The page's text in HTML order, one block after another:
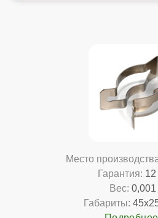
Место
Гарантия:
Вес: 0,001
Габариты: